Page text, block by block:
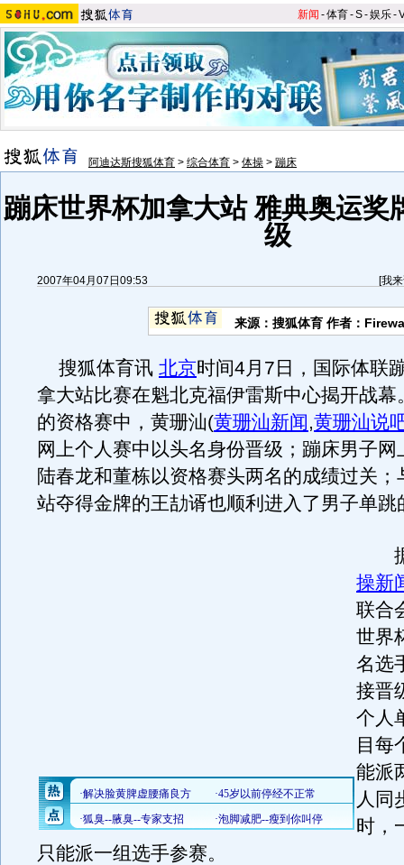
新闻 -体育-S-娱乐-
阿迪达斯搜狐体育 > 综合体育 > 体操 > 蹦床
蹦床世界杯加拿大站 雅典奥运奖
级
2007年04月07日09:53 [我
来源：搜狐体育 作者：
搜狐体育讯 北京时间4月7日，国际体联
拿大站比赛在魁北克福伊雷斯中心揭开战幕
的资格赛中，黄珊汕(黄珊汕新闻,黄珊汕说
网上个人赛中以头名身份晋级；蹦床男子网
陆春龙和董栋以资格赛头两名的成绩过关；
站夺得金牌的王劼谞也顺利进入了男子单跳
据
操新
联合
世界
名选
接晋
个人
目每
能派
人同
时，
只能派一组选手参赛。